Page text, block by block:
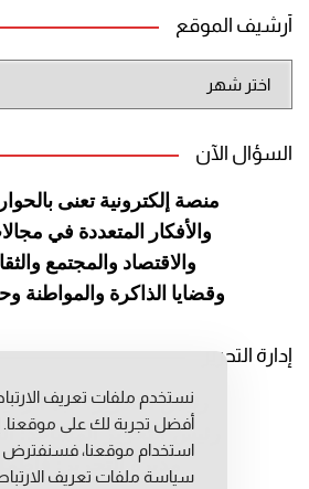
أرشيف الموقع
الموقع
السؤال الآن
منصة إلكترونية تعنى
والأفكار المتعددة في
والاقتصاد والمجتمع
وقضايا الذاكرة والمواطنة
إدارة التحرير
رئيس التحرير: عبد
رئيس التحرير المساعد:
مديرة التحرير:
نستخدم ملفات تعريف
أفضل تجربة لك على موقعنا.
استخدام موقعنا،
سياسة ملفات تعريف الارتباط